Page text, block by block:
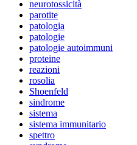
neurotossicità
parotite
patologia
patologie
patologie autoimmuni
proteine
reazioni
rosolia
Shoenfeld
sindrome
sistema
sistema immunitario
spettro